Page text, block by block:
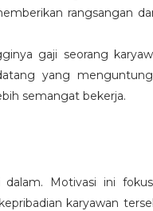
rangsangan
gaji seorang
yang
semangat bekerja.
Motivasi ini
karyawan